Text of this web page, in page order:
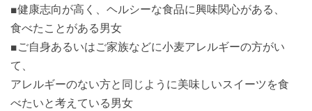
■健康志向が高く、ヘルシーな食品に興味関心がある、
食べたことがある男女
■ご自身あるいはご家族などに小麦アレルギーの方がい
て、
アレルギーのない方と同じように美味しいスイーツを食
べたいと考えている男女